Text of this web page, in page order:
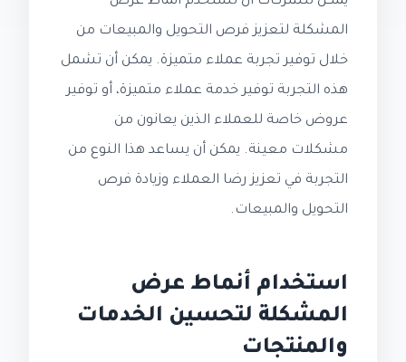
المشكلة لتعزيز فرص التحويل والمبيعات من
خلال توفير تجربة عملاء متميزة. يمكن أن تشمل
هذه التجربة توفير خدمة عملاء متميزة، أو توفير
عروض خاصة للعملاء الذين يعانون من
مشكلات معينة. يمكن أن يساعد هذا النوع من
التجربة في تعزيز رضا العملاء وزيادة فرص
التحويل والمبيعات.
استخدام أنماط عرض
المشكلة لتحسين الخدمات
والمنتجات